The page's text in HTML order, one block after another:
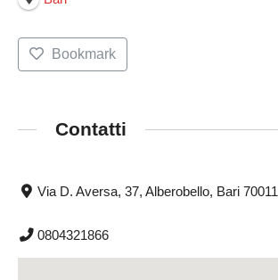
Bookmark
Contatti
Via D. Aversa, 37, Alberobello, Bari 70011
0804321866